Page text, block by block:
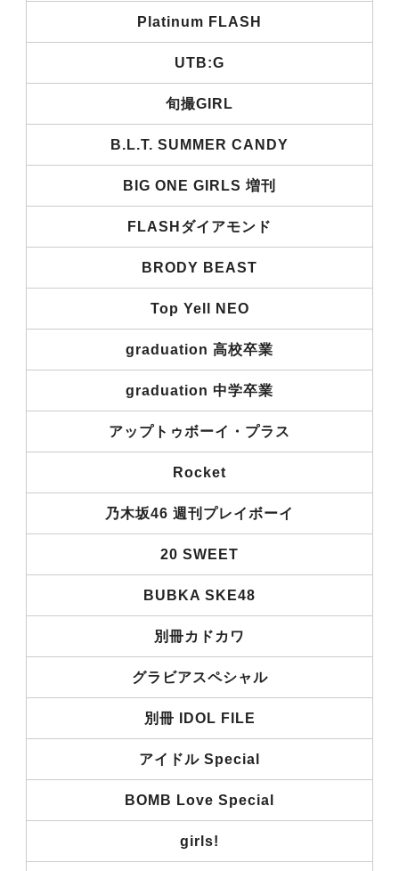
Platinum FLASH
UTB:G
旬撮GIRL
B.L.T. SUMMER CANDY
BIG ONE GIRLS 増刊
FLASHダイアモンド
BRODY BEAST
Top Yell NEO
graduation 高校卒業
graduation 中学卒業
アップトゥボーイ・プラス
Rocket
乃木坂46 週刊プレイボーイ
20 SWEET
BUBKA SKE48
別冊カドカワ
グラビアスペシャル
別冊 IDOL FILE
アイドル Special
BOMB Love Special
girls!